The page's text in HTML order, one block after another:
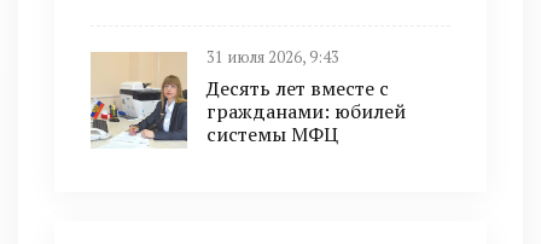
31 июля 2026, 9:43
Десять лет вместе с
гражданами: юбилей
системы МФЦ